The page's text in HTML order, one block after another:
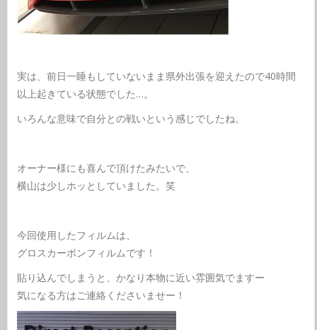
実は、前日一睡もしていないまま県外出張を迎えたので40時間
以上起きている状態でした…。
いろんな意味で自分との戦いという感じでしたね。
オーナー様にも喜んで頂けたみたいで、
横山は少しホッとしていました。笑
今回使用したフィルムは、
グロスカーボンフィルムです！
貼り込んでしまうと、かなり本物に近い雰囲気でますー
気になる方はご連絡くださいませー！